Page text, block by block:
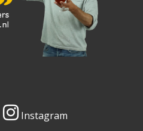
Instagram